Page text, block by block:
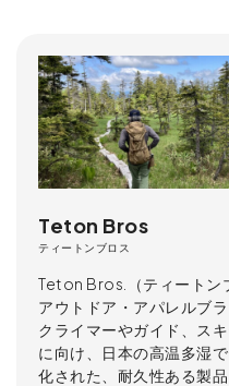
Teton Bros
ティートンブロス
Teton Bros.（ティートン
アウトドア・アパレルブラ
クライマーやガイド、ス
に向け、日本の高温多湿
化された、耐久性ある製